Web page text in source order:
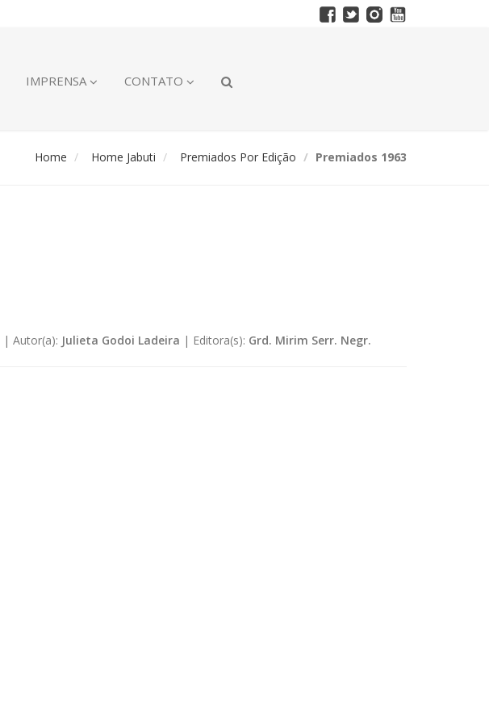
IMPRENSA CONTATO
Home Home Jabuti Premiados Por Edição Premiados 1963
| Autor(a): Julieta Godoi Ladeira | Editora(s): Grd. Mirim Serr. Negr.